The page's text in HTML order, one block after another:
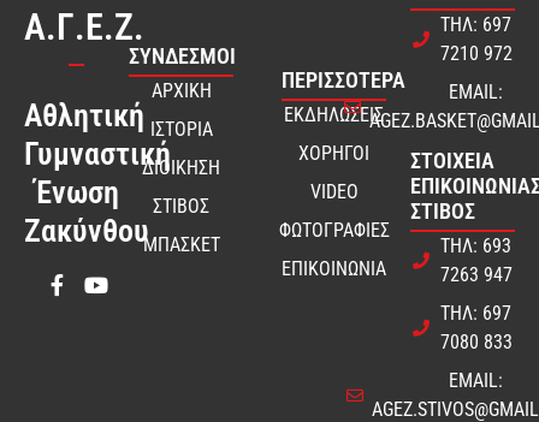
Α.Γ.Ε.Ζ.
Αθλητική
Γυμναστική
Ένωση
Ζακύνθου
ΣΎΝΔΕΣΜΟΙ
ΑΡΧΙΚΗ
ΙΣΤΟΡΙΑ
ΔΙΟΙΚΗΣΗ
ΣΤΙΒΟΣ
ΜΠΑΣΚΕΤ
ΠΕΡΙΣΣΟΤΕΡΑ
ΕΚΔΗΛΩΣΕΙΣ
ΧΟΡΗΓΟΙ
VIDEO
ΦΩΤΟΓΡΑΦΙΕΣ
ΕΠΙΚΟΙΝΩΝΙΑ
ΤΗΛ: 697
7210 972
EMAIL:
ΣΤΟΙΧΕΊΑ
ΣΤΊΒΟΣ
ΤΗΛ: 693
7263 947
ΤΗΛ: 697
7080 833
EMAIL: